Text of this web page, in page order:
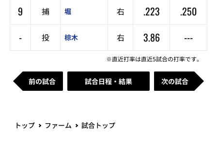
9 捕 堀 右 .223
.250
-
投 椋木 右 3.86 ---
※直近打率は直近5試合の打率です。
前の試合 試合日程・結果 次の試合
トップ ファーム 試合トップ